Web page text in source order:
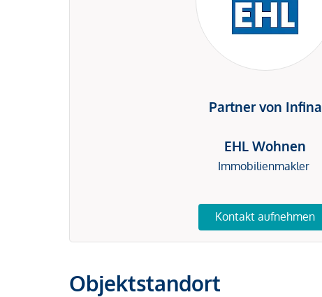
Partner von Infina
EHL Wohnen
Immobilienmakler
Kontakt aufnehmen
Objektstandort